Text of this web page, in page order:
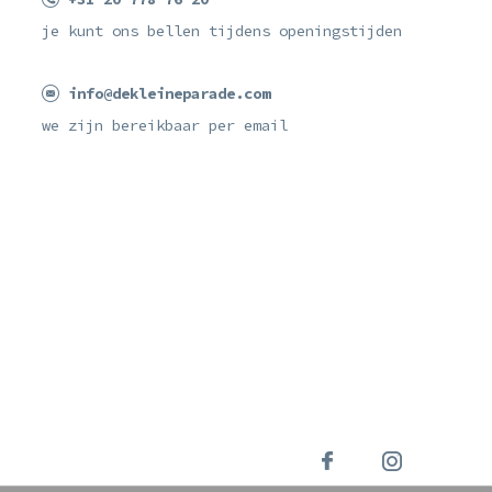
je kunt ons bellen tijdens openingstijden
info@dekleineparade.com
we zijn bereikbaar per email